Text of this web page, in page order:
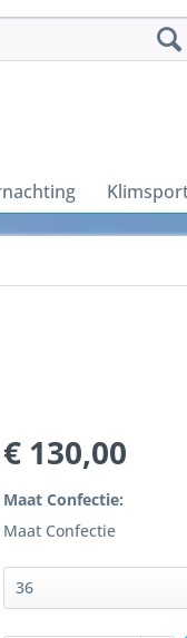
€ 130,00
Maat Confectie:
Maat Confectie